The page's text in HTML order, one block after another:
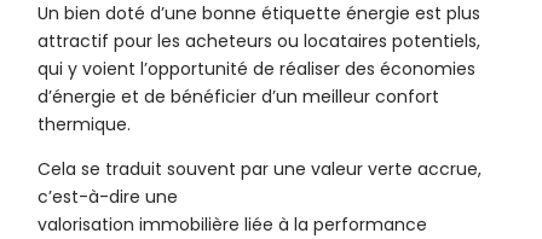
Un bien doté d’une bonne étiquette énergie est plus
attractif pour les acheteurs ou locataires potentiels,
qui y voient l’opportunité de réaliser des économies
d’énergie et de bénéficier d’un meilleur confort
thermique.
Cela se traduit souvent par une valeur verte accrue,
c’est-à-dire une
valorisation immobilière liée à la performance